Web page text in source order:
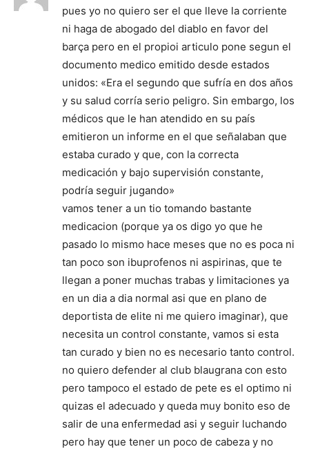
pues yo no quiero ser el que lleve la corriente
ni haga de abogado del diablo en favor del
barça pero en el propioi articulo pone segun el
documento medico emitido desde estados
unidos: «Era el segundo que sufría en dos años
y su salud corría serio peligro. Sin embargo, los
médicos que le han atendido en su país
emitieron un informe en el que señalaban que
estaba curado y que, con la correcta
medicación y bajo supervisión constante,
podría seguir jugando»
vamos tener a un tio tomando bastante
medicacion (porque ya os digo yo que he
pasado lo mismo hace meses que no es poca ni
tan poco son ibuprofenos ni aspirinas, que te
llegan a poner muchas trabas y limitaciones ya
en un dia a dia normal asi que en plano de
deportista de elite ni me quiero imaginar), que
necesita un control constante, vamos si esta
tan curado y bien no es necesario tanto control.
no quiero defender al club blaugrana con esto
pero tampoco el estado de pete es el optimo ni
quizas el adecuado y queda muy bonito eso de
salir de una enfermedad asi y seguir luchando
pero hay que tener un poco de cabeza y no